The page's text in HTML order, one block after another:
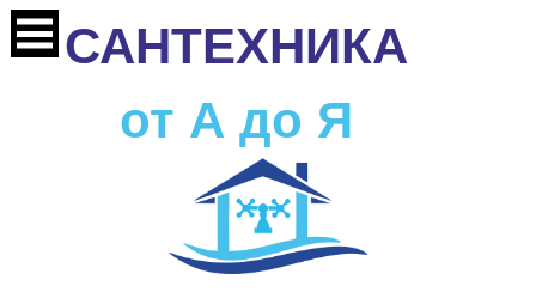
САНТЕХНИКА
от А до Я